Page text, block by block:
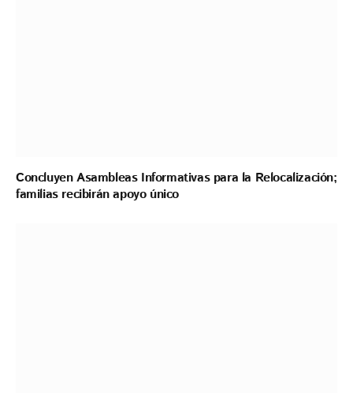
Concluyen Asambleas Informativas para la Relocalización;
familias recibirán apoyo único